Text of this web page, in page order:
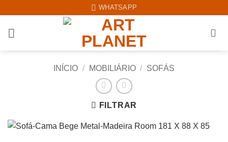
content
WHATSAPP
INÍCIO / MOBILIÁRIO / SOFÁS
FILTRAR